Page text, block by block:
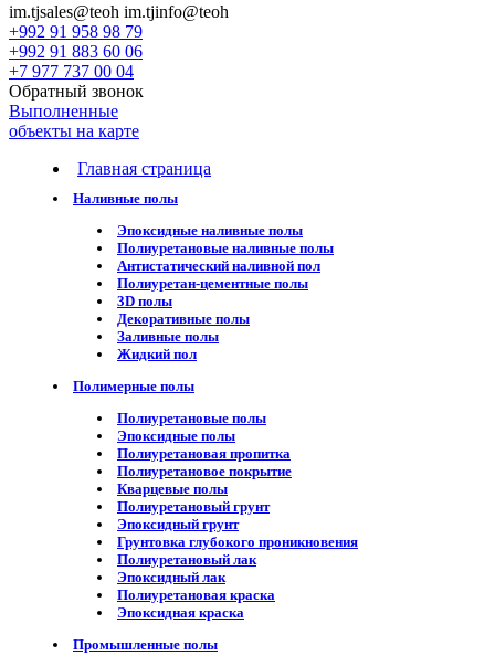
im.tjsales@teoh im.tjinfo@teoh
+992 91 958 98 79
+992 91 883 60 06
+7 977 737 00 04
Обратный звонок
Выполненные
объекты на карте
Главная страница
Наливные полы
Эпоксидные наливные полы
Полиуретановые наливные полы
Антистатический наливной пол
Полиуретан-цементные полы
3D полы
Декоративные полы
Заливные полы
Жидкий пол
Полимерные полы
Полиуретановые полы
Эпоксидные полы
Полиуретановая пропитка
Полиуретановое покрытие
Кварцевые полы
Полиуретановый грунт
Эпоксидный грунт
Грунтовка глубокого проникновения
Полиуретановый лак
Эпоксидный лак
Полиуретановая краска
Эпоксидная краска
Промышленные полы